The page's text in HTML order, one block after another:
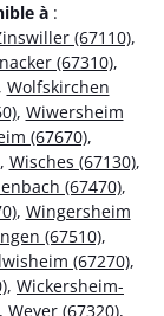
à :
(67110),
(67310),
Wolfskirchen
, Wiwersheim
(67670),
, Wisches (67130),
(67470),
, Wingersheim
(67510),
(67270),
, Wickersheim-
Weyer (67320),